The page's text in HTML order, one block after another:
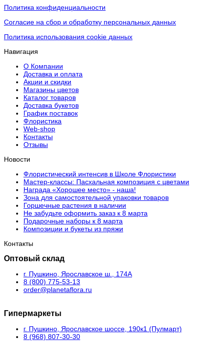
Политика конфиденциальности
Согласие на сбор и обработку персональных данных
Политика использования cookie данных
Навигация
О Компании
Доставка и оплата
Акции и скидки
Магазины цветов
Каталог товаров
Доставка букетов
График поставок
Флористика
Web-shop
Контакты
Отзывы
Новости
Флористический интенсив в Школе Флористики
Мастер-классы: Пасхальная композиция с цветами
Награда «Хорошее место» - наша!
Зона для самостоятельной упаковки товаров
Горшечные растения в наличии
Не забудьте оформить заказ к 8 марта
Подарочные наборы к 8 марта
Композиции и букеты из пряжи
Контакты
Оптовый склад
г. Пушкино, Ярославское ш., 174А
8 (800) 775-53-13
order@planetaflora.ru
Гипермаркеты
г. Пушкино, Ярославское шоссе, 190к1 (Пулмарт)
8 (968) 807-30-30